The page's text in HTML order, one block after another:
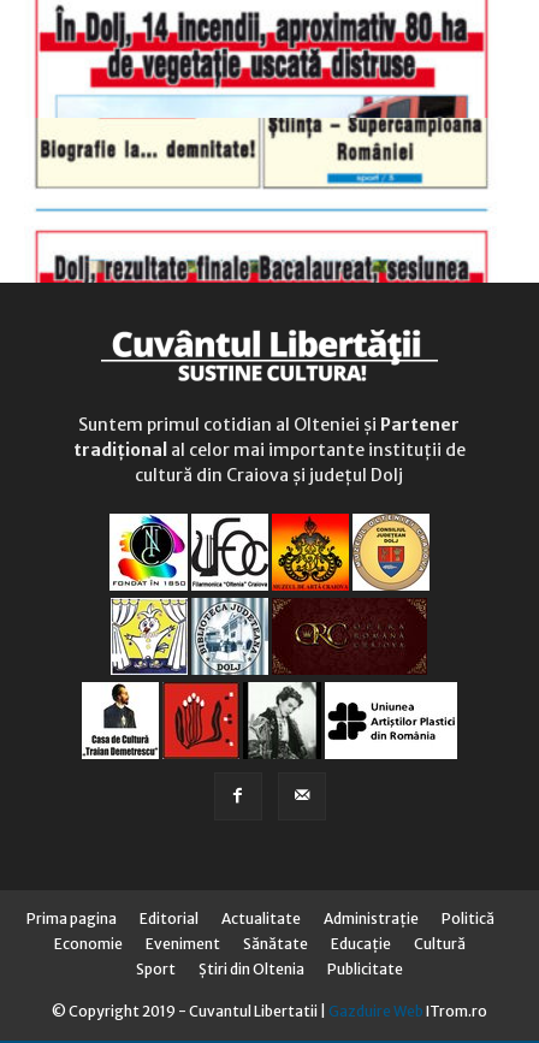
duminică
9.00 - 12.00
Suntem primul cotidian al Olteniei și Partener
tradițional al celor mai importante instituții de
cultură din Craiova și județul Dolj
Prima pagina Editorial Actualitate Administraţie
Politică
Economie
Eveniment Sănătate Educaţie
Cultură
Sport
Știri din Oltenia Publicitate
© Copyright 2019 - Cuvantul Libertatii | Gazduire Web ITrom.ro